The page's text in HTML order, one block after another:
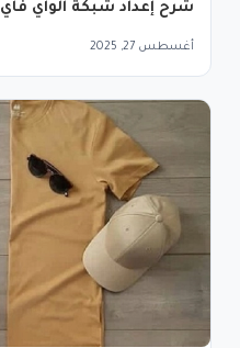
شرح إعداد شبكة الواي فاي Wi-Fi من خلال 192.168.1.1
أغسطس 27, 2025